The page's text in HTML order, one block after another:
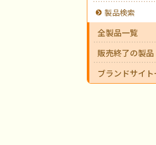
製品検索
全製品一覧
販売終了の製品
ブランドサイ